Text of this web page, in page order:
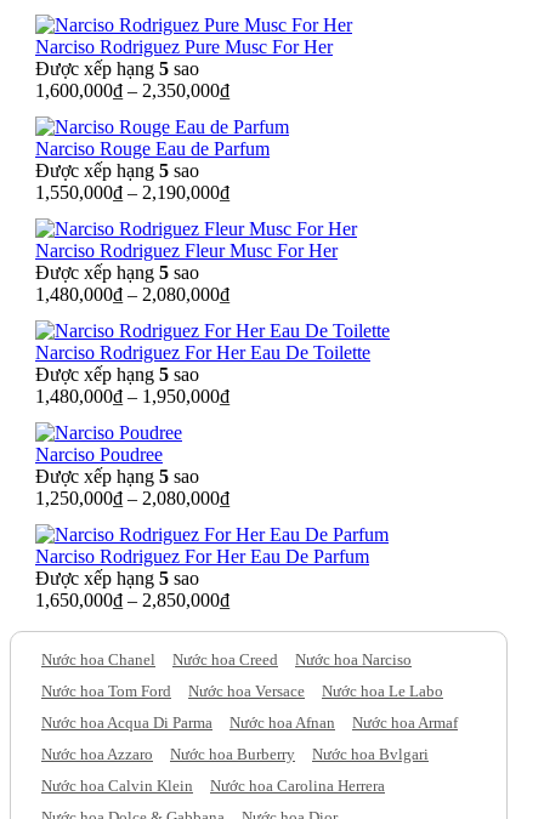
Narciso Rodriguez Pure Musc For Her
Được xếp hạng 5 sao
1,600,000₫ – 2,350,000₫
Narciso Rouge Eau de Parfum
Được xếp hạng 5 sao
1,550,000₫ – 2,190,000₫
Narciso Rodriguez Fleur Musc For Her
Được xếp hạng 5 sao
1,480,000₫ – 2,080,000₫
Narciso Rodriguez For Her Eau De Toilette
Được xếp hạng 5 sao
1,480,000₫ – 1,950,000₫
Narciso Poudree
Được xếp hạng 5 sao
1,250,000₫ – 2,080,000₫
Narciso Rodriguez For Her Eau De Parfum
Được xếp hạng 5 sao
1,650,000₫ – 2,850,000₫
Nước hoa Chanel Nước hoa Creed
Nước hoa Narciso
Nước hoa Tom Ford
Nước hoa Versace
Nước hoa Le Labo
Nước hoa Acqua Di Parma
Nước hoa Afnan
Nước hoa Armaf
Nước hoa Azzaro
Nước hoa Burberry
Nước hoa Bvlgari
Nước hoa Calvin Klein
Nước hoa Carolina Herrera